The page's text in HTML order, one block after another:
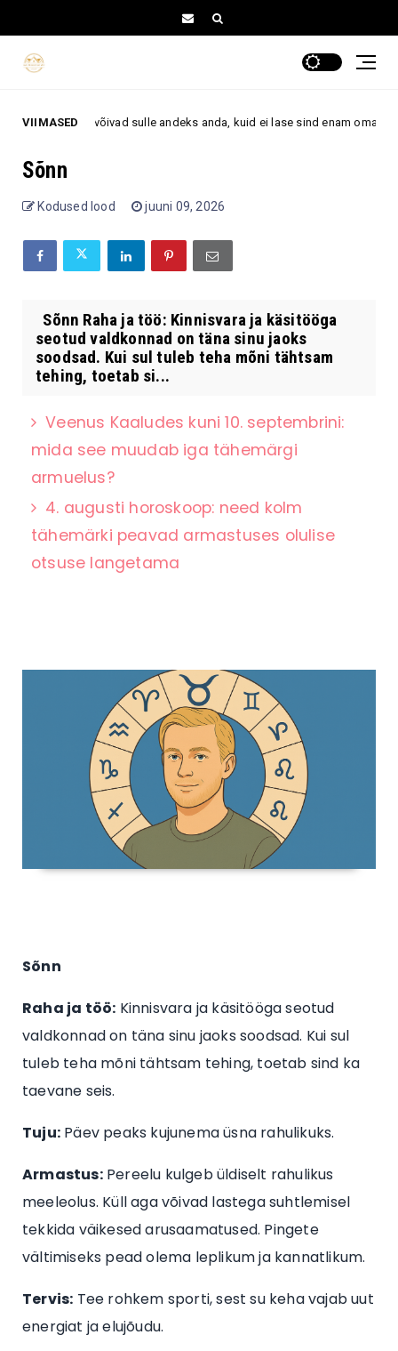
VIIMASED
3 tähemärki võivad sulle andeks anda, kuid ei lase sind enam oma ellu
Sõnn
Kodused lood juuni 09, 2026
Sõnn Raha ja töö: Kinnisvara ja käsitööga
seotud valdkonnad on täna sinu jaoks
soodsad. Kui sul tuleb teha mõni tähtsam
tehing, toetab si...
Veenus Kaaludes kuni 10. septembrini:
mida see muudab iga tähemärgi
armuelus?
4. augusti horoskoop: need kolm
tähemärki peavad armastuses olulise
otsuse langetama
Sõnn
Raha ja töö: Kinnisvara ja käsitööga seotud
valdkonnad on täna sinu jaoks soodsad. Kui sul
tuleb teha mõni tähtsam tehing, toetab sind ka
taevane seis.
Tuju: Päev peaks kujunema üsna rahulikuks.
Armastus:Pereelu kulgeb üldiselt rahulikus
meeleolus. Küll aga võivad lastega suhtlemisel
tekkida väikesed arusaamatused. Pingete
vältimiseks pead olema leplikum ja kannatlikum.
Tervis: Tee rohkem sporti, sest su keha vajab uut
energiat ja elujõudu.